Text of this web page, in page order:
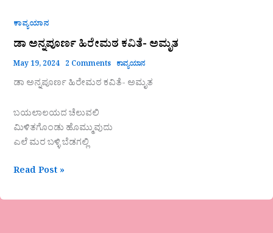
ಕಾವ್ಯಯಾನ
ಡಾ ಅನ್ನಪೂರ್ಣ ಹಿರೇಮಠ ಕವಿತೆ- ಅಮೃತ
May 19, 2024 2 Comments ಕಾವ್ಯಯಾನ
ಡಾ ಅನ್ನಪೂರ್ಣ ಹಿರೇಮಠ ಕವಿತೆ- ಅಮೃತ
ಬಯಲಾಲಯದ ಚೆಲುವಲಿ
ಮಿಳಿತಗೊಂಡು ಹೊಮ್ಮುವುದು
ಎಲೆ ಮರ ಬಳ್ಳಿ ಬೆಡಗಲ್ಲಿ
Read Post »